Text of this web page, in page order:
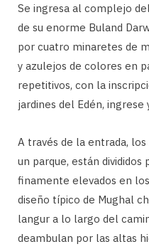
Se ingresa al complejo
de su enorme Buland
por cuatro minaretes de
y azulejos de colores en
repetitivos, con la
jardines del Edén, ingrese
A través de la entrada,
un parque, están divididos
finamente elevados en
diseño típico de Mughal
langur a lo largo del
deambulan por las altas